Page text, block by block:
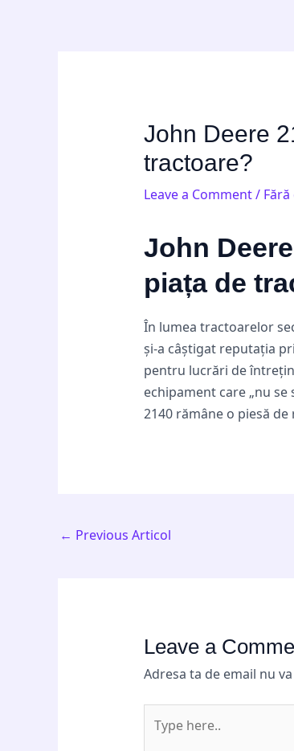
John Deere
tractoare?
Leave a Comment/
John
piața de
În lumea tractoarelor
și-a câștigat reputația
pentru lucrări de
echipament care „nu
2140 rămâne o piesă
← Previous Articol
Leave a
Adresa ta de email nu
here..